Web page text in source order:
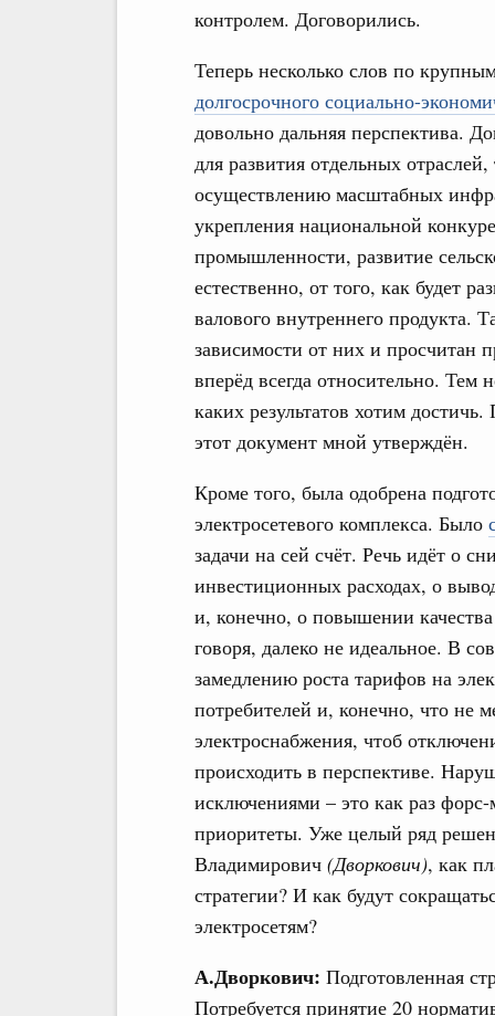
контролем. Договорились.
Теперь несколько слов по
долгосрочного социально-
довольно дальняя перспектива.
для развития отдельных
осуществлению масштабных
укрепления национальной
промышленности, развитие
естественно, от того, как будет
валового внутреннего продукта.
зависимости от них и просчитан
вперёд всегда относительно.
каких результатов хотим
этот документ мной утверждён.
Кроме того, была одобрена
электросетевого комплекса. Было
задачи на сей счёт. Речь идёт о
инвестиционных расходах, о
и, конечно, о повышении качества
говоря, далеко не идеальное. В
замедлению роста тарифов на
потребителей и, конечно, что не
электроснабжения, чтоб
происходить в перспективе.
исключениями – это как раз
приоритеты. Уже целый ряд
Владимирович (Дворкович), как
стратегии? И как будут
электросетям?
А.Дворкович: Подготовленная
Потребуется принятие 20